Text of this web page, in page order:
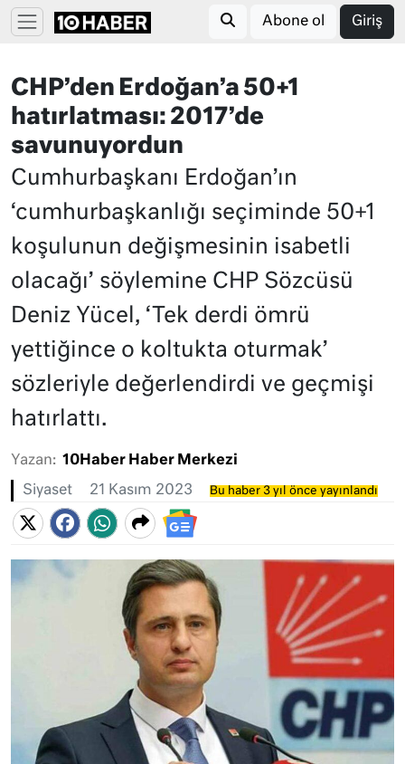
Abone ol Giriş
CHP’den Erdoğan’a 50+1
hatırlatması: 2017’de
savunuyordun
Cumhurbaşkanı Erdoğan’ın
‘cumhurbaşkanlığı seçiminde 50+1
koşulunun değişmesinin isabetli
olacağı’ söylemine CHP Sözcüsü
Deniz Yücel, ‘Tek derdi ömrü
yettiğince o koltukta oturmak’
sözleriyle değerlendirdi ve geçmişi
hatırlattı.
Yazan: 10Haber Haber Merkezi
Siyaset 21 Kasım 2023 Bu haber 3 yıl önce yayınlandı